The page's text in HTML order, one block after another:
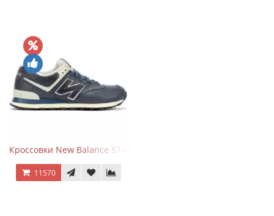
Кроссовки New Balance 574 Classic Blue White Leather
11570